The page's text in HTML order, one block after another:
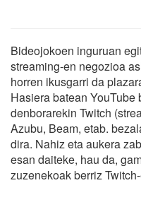
Bideojokoen inguruan
streaming-en negozioa
horren ikusgarri da
Hasiera batean YouTube
denborarekin Twitch
Azubu, Beam, etab.
dira. Nahiz eta aukera
esan daiteke, hau da,
zuzenekoak berriz